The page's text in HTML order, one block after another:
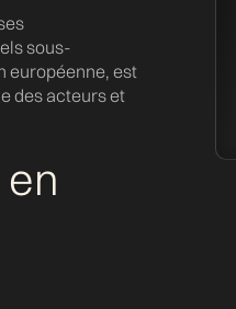
sous-
européenne, est
des acteurs et